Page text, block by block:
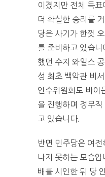
이겼지만 전체 득
더 확실한 승리를
당은 사기가 한껏
를 준비하고 있습
했던 수지 와일스
성 최초 백악관 비
인수위원회도 바이
을 진행하며 정무
고 있습니다.
반면 민주당은 여
나지 못하는 모습
배를 시인한 뒤 당